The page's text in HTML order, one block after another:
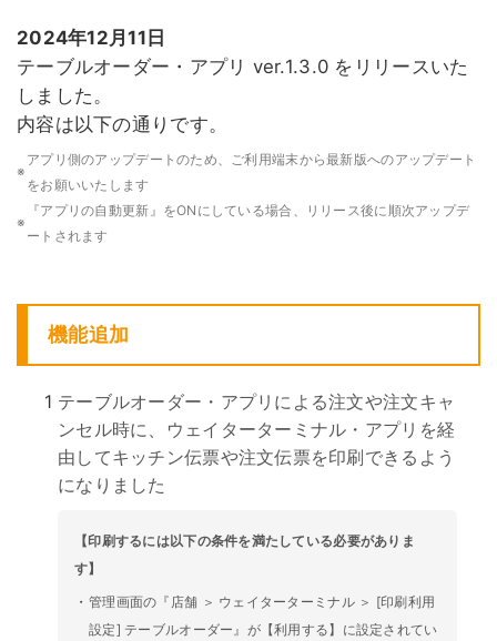
2024年12月11日
テーブルオーダー・アプリ ver.1.3.0 をリリースいた
しました。
内容は以下の通りです。
※
アプリ側のアップデートのため、ご利用端末から最新版へのアップデート
をお願いいたします
※
『アプリの自動更新』をONにしている場合、リリース後に順次アップデ
ートされます
機能追加
1 テーブルオーダー・アプリによる注文や注文キャ
ンセル時に、ウェイターターミナル・アプリを経
由してキッチン伝票や注文伝票を印刷できるよう
になりました
【印刷するには以下の条件を満たしている必要がありま
す】
・ 管理画面の『店舗 ＞ ウェイターターミナル ＞ [印刷利用
設定] テーブルオーダー』が【利用する】に設定されてい